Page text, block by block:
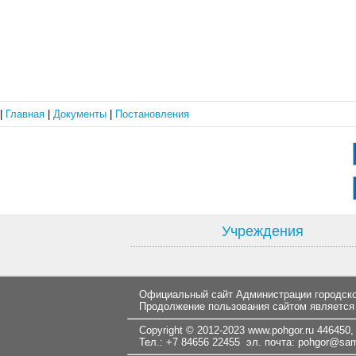
Главная Документы Постановления
Учреждения
Официальный сайт Администрации
Продолжение пользования сайтом
Copyright © 2012-2023 www.pohgor.ru
Тел.: +7 84656 22455 эл. почта: